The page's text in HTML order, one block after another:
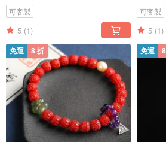
[ 佩戴硃砂的好處 ]
闢邪作用：硃砂能闢邪是因為邪生於陰、存於陰、
去平衡，就會存陰、受陰、生邪，不能正道。而硃
有平衡陰陽氣場之功能，人需陰陽平衡才能得以健
醫很早就發現,硃砂有特殊的鎮靜、催眠、抗驚厥
容易受到驚嚇人必備之物。
可客製
5 (1)
可客製
5 (1)
免運 8 折 免運